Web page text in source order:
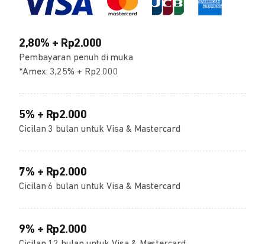
2,80% + Rp2.000
Pembayaran penuh di muka
*Amex: 3,25% + Rp2.000
5% + Rp2.000
Cicilan 3 bulan untuk Visa & Mastercard
7% + Rp2.000
Cicilan 6 bulan untuk Visa & Mastercard
9% + Rp2.000